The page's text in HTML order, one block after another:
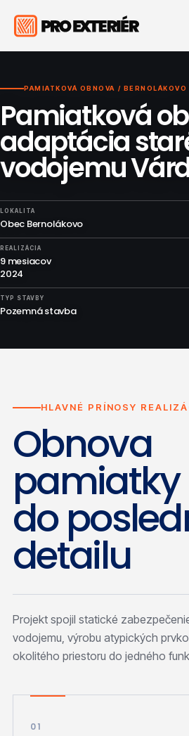
PAMIATKOVÁ OBNOVA / BERNOLÁKOVO
Pamiatková
adaptácia
vodojemu
LOKALITA
Obec Bernolákovo
REALIZÁCIA
9 mesiacov
2024
TYP STAVBY
Pozemná stavba
HLAVNÉ PRÍNOSY
Obnova
pamiatky
do
detailu
Projekt spojil statické
vodojemu, výrobu atypických
okolitého priestoru do jedného
01